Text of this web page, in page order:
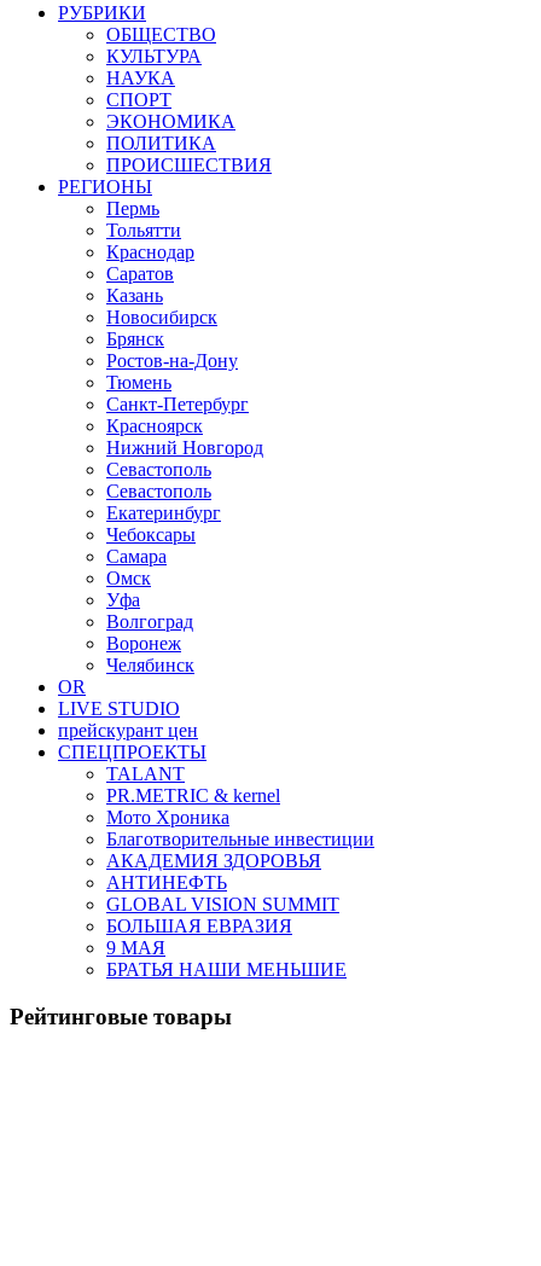
РУБРИКИ
ОБЩЕСТВО
КУЛЬТУРА
НАУКА
СПОРТ
ЭКОНОМИКА
ПОЛИТИКА
ПРОИСШЕСТВИЯ
РЕГИОНЫ
Пермь
Тольятти
Краснодар
Саратов
Казань
Новосибирск
Брянск
Ростов-на-Дону
Тюмень
Санкт-Петербург
Красноярск
Нижний Новгород
Севастополь
Севастополь
Екатеринбург
Чебоксары
Самара
Омск
Уфа
Волгоград
Воронеж
Челябинск
OR
LIVE STUDIO
прейскурант цен
СПЕЦПРОЕКТЫ
TALANT
PR.METRIC & kernel
Мото Хроника
Благотворительные инвестиции
АКАДЕМИЯ ЗДОРОВЬЯ
АНТИНЕФТЬ
GLOBAL VISION SUMMIT
БОЛЬШАЯ ЕВРАЗИЯ
9 МАЯ
БРАТЬЯ НАШИ МЕНЬШИЕ
Рейтинговые товары